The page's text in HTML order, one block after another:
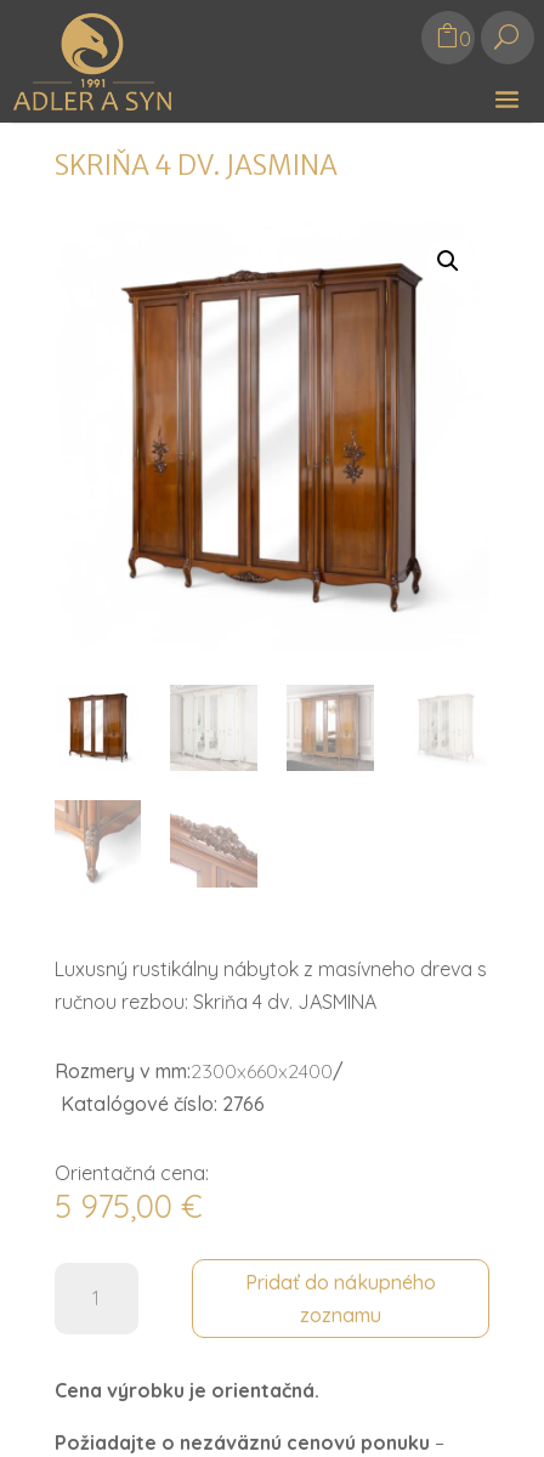
0 U
SKRIŇA 4 DV. JASMINA
Luxusný rustikálny nábytok z masívneho dreva s
ručnou rezbou: Skriňa 4 dv. JASMINA
Rozmery v mm:2300x660x2400/
Katalógové číslo: 2766
Orientačná cena:
5 975,00 €
Skriňa
JASMINA
Pridať do nákupného
zoznamu
Cena výrobku je orientačná.
Požiadajte o nezáväznú cenovú ponuku –